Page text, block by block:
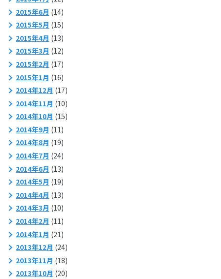
2015年6月 (14)
2015年5月 (15)
2015年4月 (13)
2015年3月 (12)
2015年2月 (17)
2015年1月 (16)
2014年12月 (17)
2014年11月 (10)
2014年10月 (15)
2014年9月 (11)
2014年8月 (19)
2014年7月 (24)
2014年6月 (13)
2014年5月 (19)
2014年4月 (13)
2014年3月 (10)
2014年2月 (11)
2014年1月 (21)
2013年12月 (24)
2013年11月 (18)
2013年10月 (20)